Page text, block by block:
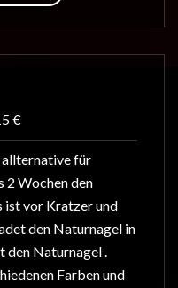
€
für
2 Wochen den
ist vor Kratzer und
den Naturnagel in
den Naturnagel .
Farben und